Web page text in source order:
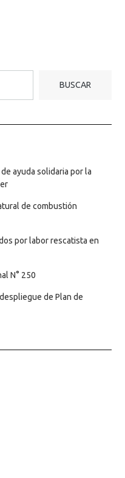
BUSCAR
ayuda solidaria por la
de combustión
por labor rescatista en
N° 250
de Plan de